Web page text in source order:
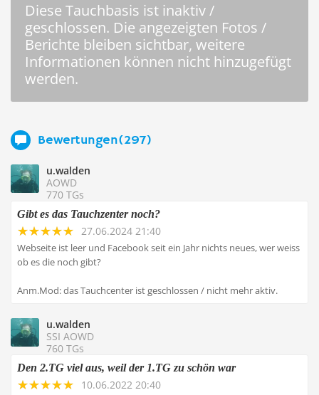
Diese Tauchbasis ist inaktiv /
geschlossen. Die angezeigten Fotos /
Berichte bleiben sichtbar, weitere
Informationen können nicht hinzugefügt
werden.
Bewertungen(297)
u.walden
AOWD
770 TGs
Gibt es das Tauchzenter noch?
27.06.2024 21:40
Webseite ist leer und Facebook seit ein Jahr nichts neues, wer weiss
ob es die noch gibt?
Anm.Mod: das Tauchcenter ist geschlossen / nicht mehr aktiv.
u.walden
SSI AOWD
760 TGs
Den 2.TG viel aus, weil der 1.TG zu schön war
10.06.2022 20:40